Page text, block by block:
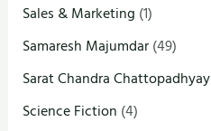
Sales & Marketing (1)
Samaresh Majumdar(49)
Sarat Chandra Chattopadhyay
Science Fiction (4)